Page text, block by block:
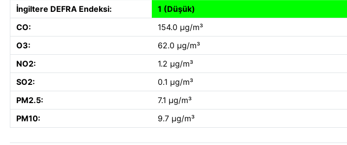
İngiltere DEFRA Endeksi:
1 (Düşük)
CO:
154.0 µg/m³
O3:
62.0 µg/m³
NO2:
1.2 µg/m³
SO2:
0.1 µg/m³
PM2.5:
7.1 µg/m³
PM10:
9.7 µg/m³